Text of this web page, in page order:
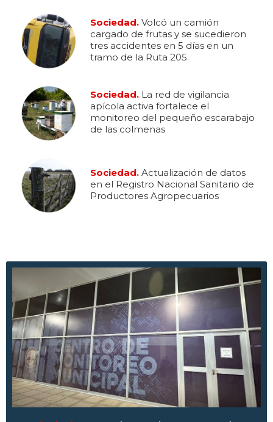
Sociedad. Volcó un camión
cargado de frutas y se sucedieron
tres accidentes en 5 días en un
tramo de la Ruta 205.
Sociedad. La red de vigilancia
apícola activa fortalece el
monitoreo del pequeño escarabajo
de las colmenas
Sociedad. Actualización de datos
en el Registro Nacional Sanitario de
Productores Agropecuarios